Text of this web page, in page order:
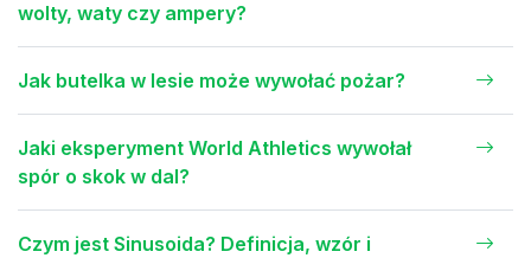
wolty, waty czy ampery?
Jak butelka w lesie może wywołać pożar?
Jaki eksperyment World Athletics wywołał
spór o skok w dal?
Czym jest Sinusoida? Definicja, wzór i